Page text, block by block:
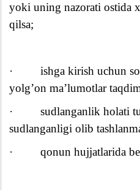
yoki uning nazorati ostida
qilsa;
·
ishga kirish uchun
yolg’on ma’lumotlar
·
sudlanganlik holati
sudlanganligi olib
·
qonun hujjatlarida